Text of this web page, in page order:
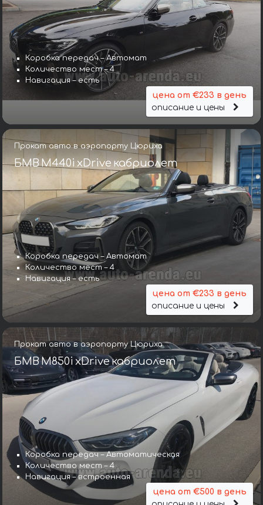
Коробка передач – Автомат
Количество мест – 4
Навигация – есть
цена от €233 в день
описание и цены
Прокат авто в аэропорту Цюриха
БМВ M440i xDrive кабриолет
Коробка передач – Автомат
Количество мест – 4
Навигация – есть
цена от €233 в день
описание и цены
Прокат авто в аэропорту Цюриха
БМВ M850i xDrive кабриолет
Коробка передач – Автоматическая
Количество мест – 4
Навигация – встроенная
цена от €500 в день
Коробка передач – Автоматическая КП
Количество мест – 2
Навигация – да
цена от €322 в день